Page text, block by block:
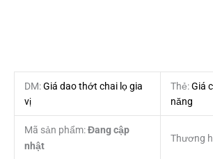
DM:Giá dao thớt chai lọ gia
vị
Thẻ:Giá
năng
Mã sản phẩm:Đang cập
nhật
Thương